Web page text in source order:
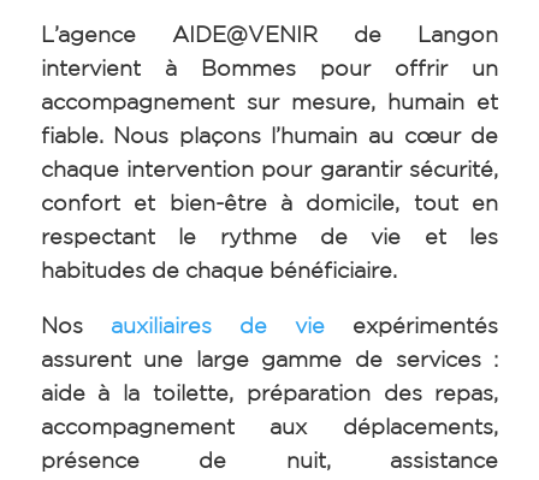
L’agence AIDE@VENIR de Langon
intervient à Bommes pour offrir un
accompagnement sur mesure, humain et
fiable. Nous plaçons l’humain au cœur de
chaque intervention pour garantir sécurité,
confort et bien-être à domicile, tout en
respectant le rythme de vie et les
habitudes de chaque bénéficiaire.
Nos auxiliaires de vie expérimentés
assurent une large gamme de services :
aide à la toilette, préparation des repas,
accompagnement aux déplacements,
présence de nuit, assistance